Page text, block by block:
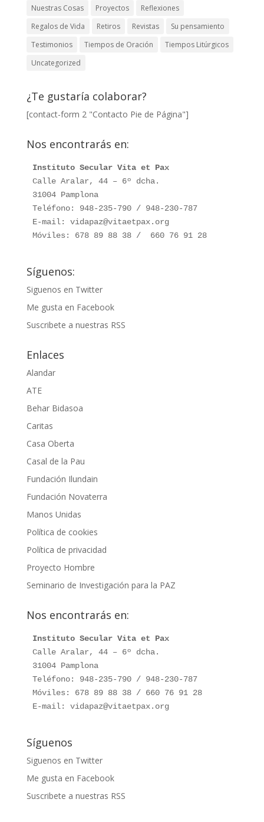
Nuestras Cosas
Proyectos
Reflexiones
Regalos de Vida
Retiros Revistas
Su pensamiento
Testimonios
Tiempos de Oración
Tiempos Litúrgicos
Uncategorized
¿Te gustaría colaborar?
[contact-form 2 "Contacto Pie de Página"]
Nos encontrarás en:
Instituto Secular Vita et Pax
Calle Aralar, 44 – 6º dcha.
31004 Pamplona
Teléfono: 948-235-790 / 948-230-787
E-mail: vidapaz@vitaetpax.org
Móviles: 678 89 88 38 /  660 76 91 28
Síguenos:
Siguenos en Twitter
Me gusta en Facebook
Suscribete a nuestras RSS
Enlaces
Alandar
ATE
Behar Bidasoa
Caritas
Casa Oberta
Casal de la Pau
Fundación Ilundain
Fundación Novaterra
Manos Unidas
Política de cookies
Política de privacidad
Proyecto Hombre
Seminario de Investigación para la PAZ
Nos encontrarás en:
Instituto Secular Vita et Pax
Calle Aralar, 44 – 6º dcha.
31004 Pamplona
Teléfono: 948-235-790 / 948-230-787
Móviles: 678 89 88 38 / 660 76 91 28
E-mail: vidapaz@vitaetpax.org
Síguenos
Siguenos en Twitter
Me gusta en Facebook
Suscribete a nuestras RSS